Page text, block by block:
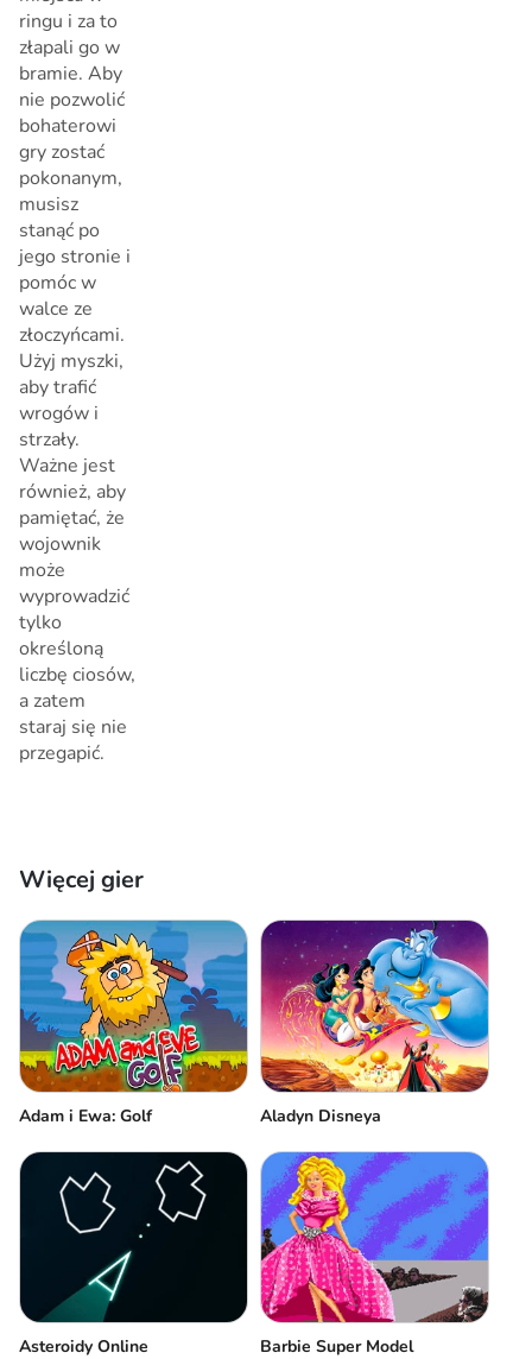
ringu i za to
złapali go w
bramie. Aby
nie pozwolić
bohaterowi
gry zostać
pokonanym,
musisz
stanąć po
jego stronie i
pomóc w
walce ze
złoczyńcami.
Użyj myszki,
aby trafić
wrogów i
strzały.
Ważne jest
również, aby
pamiętać, że
wojownik
może
wyprowadzić
tylko
określoną
liczbę ciosów,
a zatem
staraj się nie
przegapić.
Więcej gier
Adam i Ewa: Golf Aladyn Disneya
Asteroidy Online Barbie Super Model